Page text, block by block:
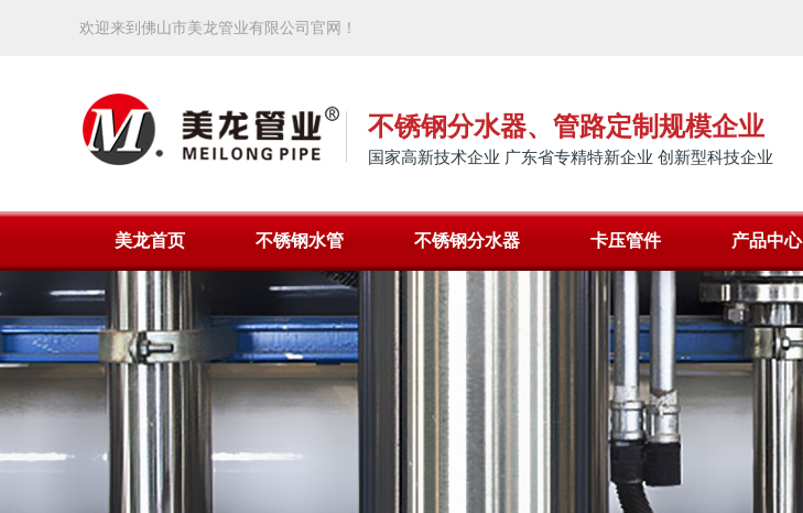
欢迎来到佛山市美龙管业有限公司官网！
不锈钢分水器、管路定制规模企业
国家高新技术企业 广东省专精特新企业 创新型科技企业
美龙首页 不锈钢水管 不锈钢分水器 卡压管件 产品中心